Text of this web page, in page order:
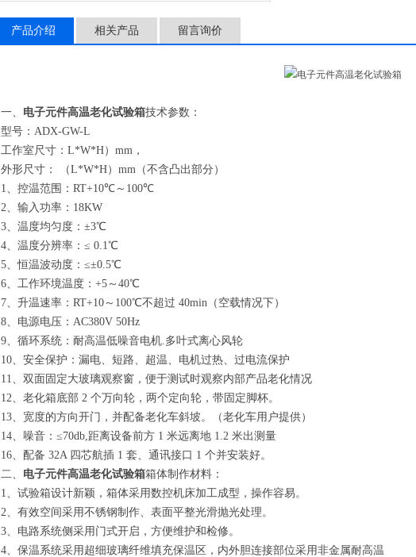
产品介绍 相关产品 留言询价
一、 电子元件高温老化试验箱技术参数：
型号：ADX-GW-L
工作室尺寸：L*W*H）mm，
外形尺寸： （L*W*H）mm（不含凸出部分）
1、控温范围：RT+10℃～100℃
2、输入功率：18KW
3、温度均匀度：±3℃
4、温度分辨率：≤ 0.1℃
5、恒温波动度：≤±0.5℃
6、工作环境温度：+5～40℃
7、升温速率：RT+10～100℃不超过 40min（空载情况下）
8、电源电压：AC380V 50Hz
9、循环系统：耐高温低噪音电机.多叶式离心风轮
10、安全保护：漏电、短路、超温、电机过热、过电流保护
11、双面固定大玻璃观察窗，便于测试时观察内部产品老化情况
12、老化箱底部 2 个万向轮，两个定向轮，带固定脚杯。
13、宽度的方向开门，并配备老化车斜坡。（老化车用户提供）
14、噪音：≤70db,距离设备前方 1 米远离地 1.2 米出测量
16、配备 32A 四芯航插 1 套、通讯接口 1 个并安装好。
二、 电子元件高温老化试验箱箱体制作材料：
1、试验箱设计新颖，箱体采用数控机床加工成型，操作容易。
2、有效空间采用不锈钢制作、表面平整光滑抛光处理。
3、电路系统侧采用门式开启，方便维护和检修。
4、保温系统采用超细玻璃纤维填充保温区，内外胆连接部位采用非金属耐高温